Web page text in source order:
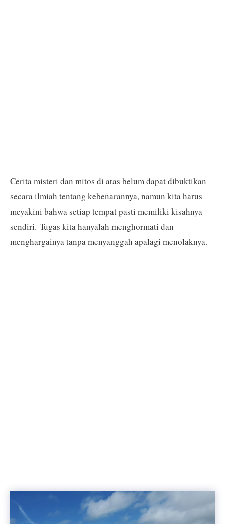
Cerita misteri dan mitos di atas belum dapat dibuktikan
secara ilmiah tentang kebenarannya, namun kita harus
meyakini bahwa setiap tempat pasti memiliki kisahnya
sendiri. Tugas kita hanyalah menghormati dan
menghargainya tanpa menyanggah apalagi menolaknya.